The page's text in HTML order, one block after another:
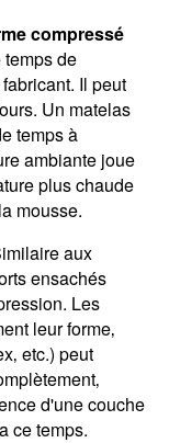
compressé
de
Il peut
Un matelas
temps à
ambiante joue
plus chaude
mousse.
aux
ensachés
Les
leur forme‚
etc.) peut
d'une couche
ce temps.